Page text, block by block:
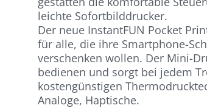
leichte Sofortbilddrucker.
Der neue InstantFUN Pocket
für alle, die ihre Smartphone-
verschenken wollen. Der Mini-
bedienen und sorgt bei jedem
kostengünstigen
Analoge, Haptische.